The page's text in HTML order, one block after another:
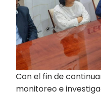
Con el fin de
monitoreo e